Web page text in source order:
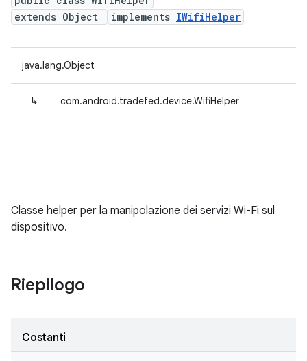
extends Object
implements IWifiHelper
java.lang.Object
↳ com.android.tradefed.device.WifiHelper
Classe helper per la manipolazione dei servizi Wi-Fi sul
dispositivo.
Riepilogo
Costanti